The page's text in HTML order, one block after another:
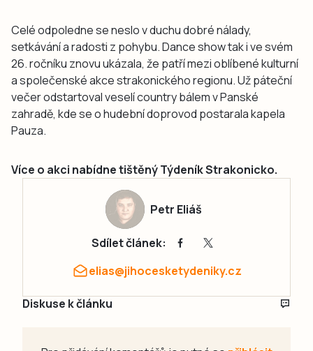
Celé odpoledne se neslo v duchu dobré nálady,
setkávání a radosti z pohybu. Dance show tak i ve svém
26. ročníku znovu ukázala, že patří mezi oblíbené kulturní
a společenské akce strakonického regionu. Už páteční
večer odstartoval veselí country bálem v Panské
zahradě, kde se o hudební doprovod postarala kapela
Pauza.
Více o akci nabídne tištěný Týdeník Strakonicko.
Petr Eliáš
Sdílet článek:
elias@jihocesketydeniky.cz
Diskuse k článku